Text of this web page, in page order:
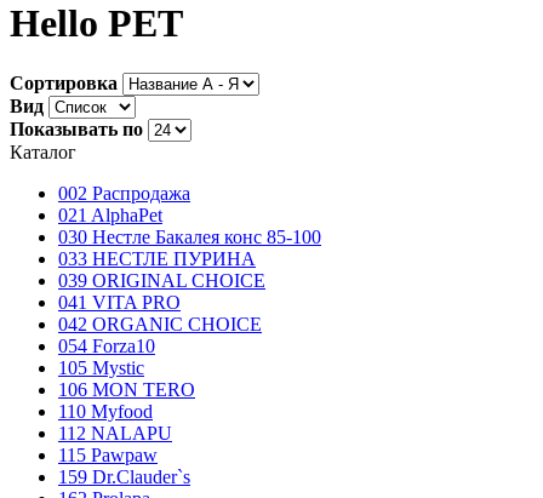
Hello PET
Сортировка
Вид
Показывать по
Каталог
002 Распродажа
021 AlphaPet
030 Нестле Бакалея конc 85-100
033 НЕСТЛЕ ПУРИНА
039 ORIGINAL CHOICE
041 VITA PRO
042 ORGANIC CHOICE
054 Forza10
105 Mystic
106 MON TERO
110 Myfood
112 NALAPU
115 Pawpaw
159 Dr.Clauder`s